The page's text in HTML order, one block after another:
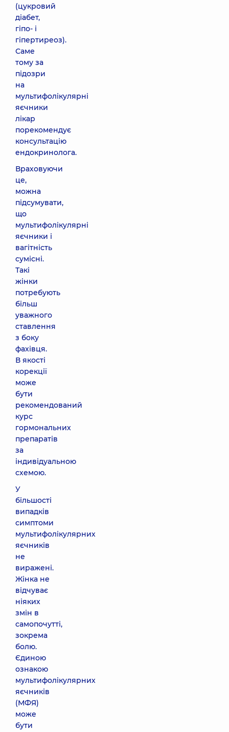
(цукровий
діабет,
гіпо- і
гіпертиреоз).
Саме
тому за
підозри
на
мультифолікулярні
яєчники
лікар
порекомендує
консультацію
ендокринолога.
Враховуючи
це,
можна
підсумувати,
що
мультифолікулярні
яєчники і
вагітність
сумісні.
Такі
жінки
потребують
більш
уважного
ставлення
з боку
фахівця.
В якості
корекції
може
бути
рекомендований
курс
гормональних
препаратів
за
індивідуальною
схемою.
У
більшості
випадків
симптоми
мультифолікулярних
яєчників
не
виражені.
Жінка не
відчуває
ніяких
змін в
самопочутті,
зокрема
болю.
Єдиною
ознакою
мультифолікулярних
яєчників
(МФЯ)
може
бути